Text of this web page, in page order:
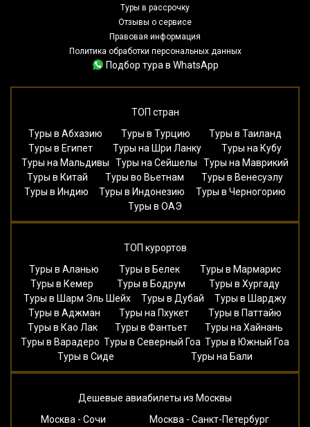
Туры в рассрочку
Отзывы о сервисе
Правовая информация
Политика обработки персональных данных
Подбор тура в WhatsApp
ТОП стран
Туры в Абхазию
Туры в Турцию
Туры в Таиланд
Туры в Египет
Туры на Шри Ланку
Туры на Кубу
Туры на Мальдивы
Туры на Сейшелы
Туры на Маврикий
Туры в Китай
Туры во Вьетнам
Туры в Венесуэлу
Туры в Индию
Туры в Индонезию
Туры в Черногорию
Туры в ОАЭ
ТОП курортов
Туры в Аланью
Туры в Белек
Туры в Мармарис
Туры в Кемер
Туры в Бодрум
Туры в Хургаду
Туры в Шарм Эль Шейх
Туры в Дубай
Туры в Шарджу
Туры в Аджман
Туры на Пхукет
Туры в Паттайю
Туры в Као Лак
Туры в Фантьет
Туры на Хайнань
Туры в Варадеро Туры в Северный Гоа Туры в Южный Гоа
Туры в Сиде
Туры на Бали
Дешевые авиабилеты из Москвы
Москва - Сочи
Москва - Санкт-Петербург